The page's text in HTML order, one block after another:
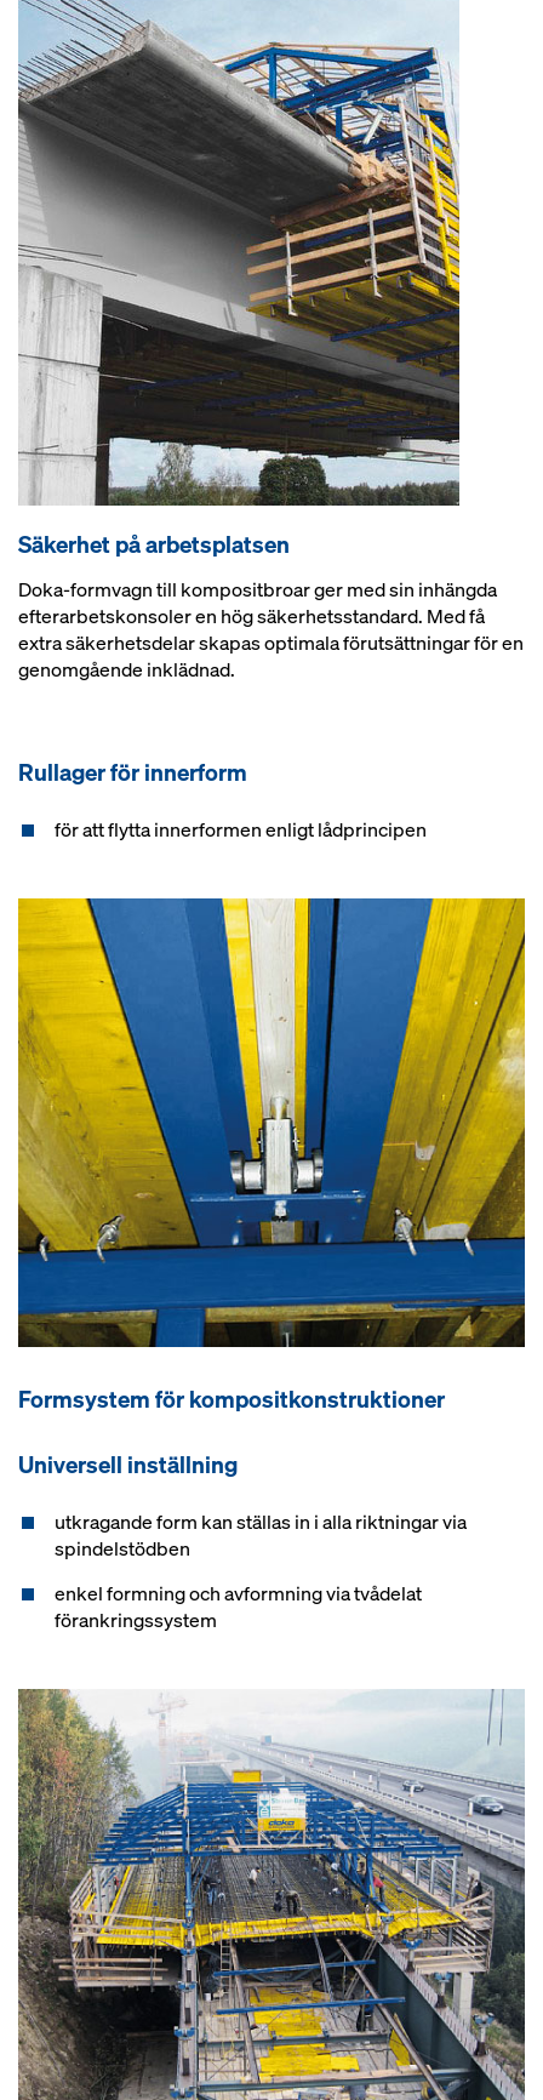
Säkerhet på arbetsplatsen
Doka-formvagn till kompositbroar ger med sin inhängda
efterarbetskonsoler en hög säkerhetsstandard. Med få
extra säkerhetsdelar skapas optimala förutsättningar för en
genomgående inklädnad.
Rullager för innerform
för att flytta innerformen enligt lådprincipen
Formsystem för kompositkonstruktioner
Universell inställning
utkragande form kan ställas in i alla riktningar via
spindelstödben
enkel formning och avformning via tvådelat
förankringssystem